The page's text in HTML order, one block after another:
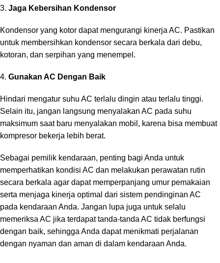
3. Jaga Kebersihan Kondensor
Kondensor yang kotor dapat mengurangi kinerja AC. Pastikan
untuk membersihkan kondensor secara berkala dari debu,
kotoran, dan serpihan yang menempel.
4. Gunakan AC Dengan Baik
Hindari mengatur suhu AC terlalu dingin atau terlalu tinggi.
Selain itu, jangan langsung menyalakan AC pada suhu
maksimum saat baru menyalakan mobil, karena bisa membuat
kompresor bekerja lebih berat.
Sebagai pemilik kendaraan, penting bagi Anda untuk
memperhatikan kondisi AC dan melakukan perawatan rutin
secara berkala agar dapat memperpanjang umur pemakaian
serta menjaga kinerja optimal dari sistem pendinginan AC
pada kendaraan Anda. Jangan lupa juga untuk selalu
memeriksa AC jika terdapat tanda-tanda AC tidak berfungsi
dengan baik, sehingga Anda dapat menikmati perjalanan
dengan nyaman dan aman di dalam kendaraan Anda.